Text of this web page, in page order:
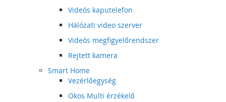
Videós kaputelefon
Hálózati video szerver
Videós megfigyelőrendszer
Rejtett kamera
Smart Home
Vezérlőegység
Okos Multi érzékelő